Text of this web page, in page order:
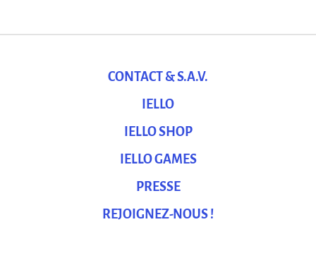
CONTACT & S.A.V.
IELLO
IELLO SHOP
IELLO GAMES
PRESSE
REJOIGNEZ-NOUS !